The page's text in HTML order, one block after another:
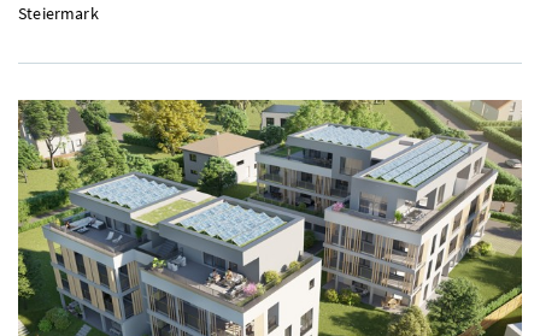
Steiermark